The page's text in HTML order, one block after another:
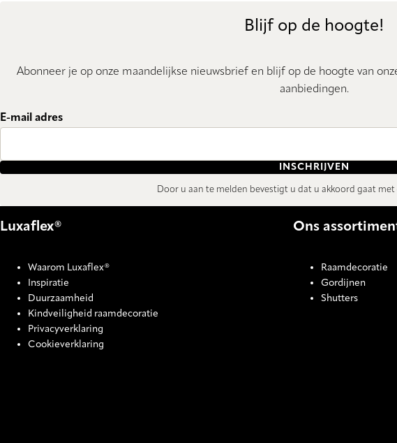
Blijf op de hoogte!
Abonneer je op onze maandelijkse nieuwsbrief en blijf op de hoogte van
aanbiedingen.
E-mail adres
INSCHRIJVEN
Door u aan te melden bevestigt u dat u akkoord gaat met
Luxaflex®
Waarom Luxaflex®
Inspiratie
Duurzaamheid
Kindveiligheid raamdecoratie
Privacyverklaring
Cookieverklaring
Ons
Raamdecoratie
Gordijnen
Shutters